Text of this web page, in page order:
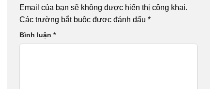
Email của bạn sẽ không được hiển thị công khai.
Các trường bắt buộc được đánh dấu *
Bình luận *